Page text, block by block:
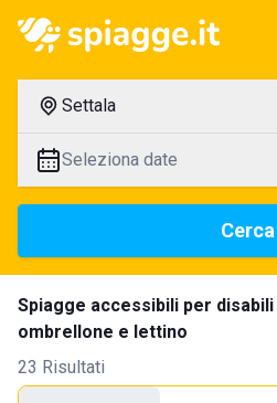
Settala
Seleziona date
Cerca
Spiagge accessibili per
ombrellone e lettino
23 Risultati